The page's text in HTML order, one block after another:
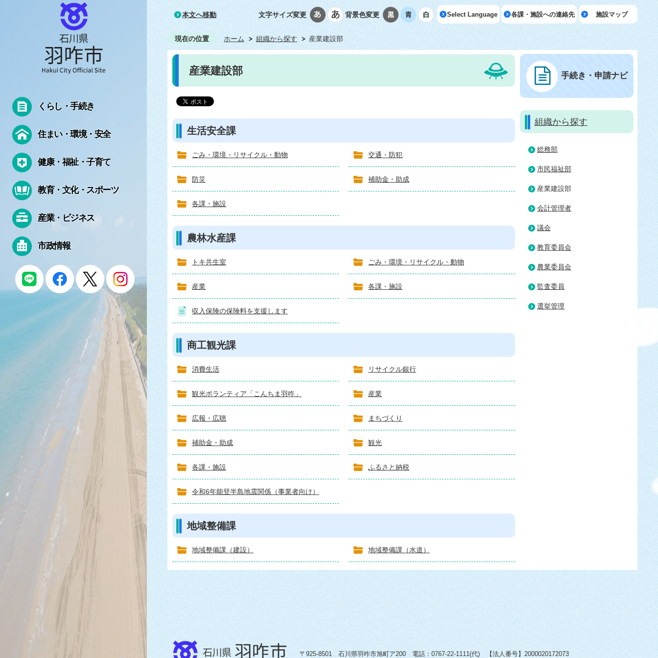
本文へ移動
くらし・手続き
住まい・環境・安全
健康・福祉・子育て
教育・文化・スポーツ
産業・ビジネス
市政情報
文字サイズ変更 背景色変更 Select Language 各課・施設への連絡先 施設マップ
現在の位置 ホーム 組織から探す 産業建設部
産業建設部
生活安全課
ごみ・環境・リサイクル・動物 交通・防犯
防災 補助金・助成
各課・施設
農林水産課
トキ共生室 ごみ・環境・リサイクル・動物
産業 各課・施設
収入保険の保険料を支援します
商工観光課
消費生活 リサイクル銀行
観光ボランティア「こんちま羽咋」 産業
広報・広聴 まちづくり
補助金・助成 観光
各課・施設 ふるさと納税
令和6年能登半島地震関係（事業者向け）
地域整備課
地域整備課（建設） 地域整備課（水道）
手続き・申請ナビ
組織から探す
総務部
市民福祉部
産業建設部
会計管理者
議会
教育委員会
農業委員会
監査委員
選挙管理
〒925-8501 石川県羽咋市旭町ア200 電話：0767-22-1111(代) 【法人番号】2000020172073